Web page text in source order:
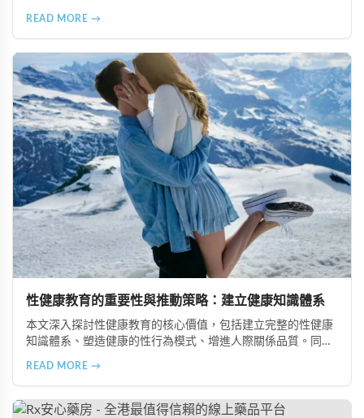
情感連結。
READ MORE →
性健康教育的重要性與推動策略：建立健康知識體系
本文深入探討性健康教育的核心價值，包括建立完整的性健康
知識體系、塑造健康的性行為模式、增進人際關係品質。同時
READ MORE →